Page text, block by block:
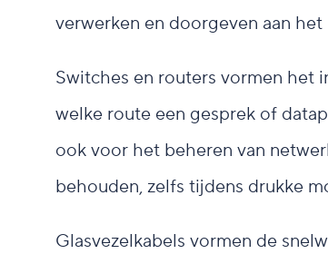
verwerken en doorgeven aan het
Switches en routers vormen het
welke route een gesprek of
ook voor het beheren van
behouden, zelfs tijdens drukke
Glasvezelkabels vormen de